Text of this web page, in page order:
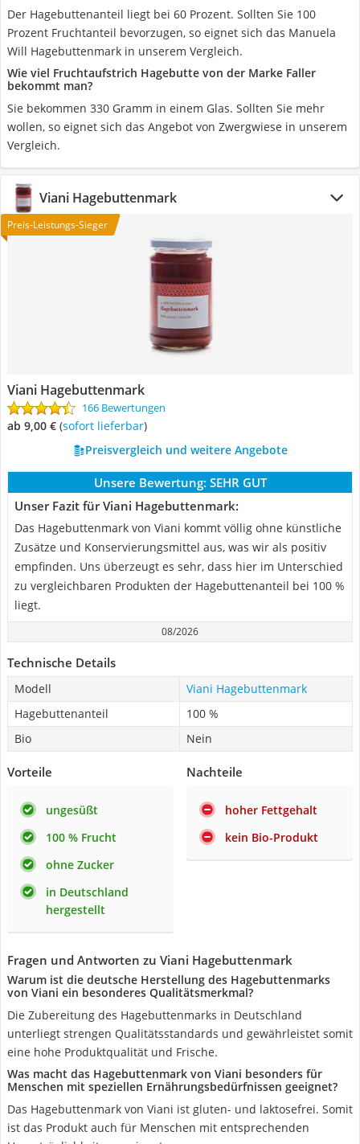
Der Hagebuttenanteil liegt bei 60 Prozent. Sollten Sie 100
Prozent Fruchtanteil bevorzugen, so eignet sich das Manuela
Will Hagebuttenmark in unserem Vergleich.
Wie viel Fruchtaufstrich Hagebutte von der Marke Faller
bekommt man?
Sie bekommen 330 Gramm in einem Glas. Sollten Sie mehr
wollen, so eignet sich das Angebot von Zwergwiese in unserem
Vergleich.
Viani Hagebuttenmark
Preis-Leistungs-Sieger
Viani Hagebuttenmark
166 Bewertungen
ab 9,00 € ( Sofort lieferbar)
Preisvergleich und weitere Angebote
Unsere Bewertung: SEHR GUT
Unser Fazit für Viani Hagebuttenmark:
Das Hagebuttenmark von Viani kommt völlig ohne künstliche
Zusätze und Konservierungsmittel aus, was wir als positiv
empfinden. Uns überzeugt es sehr, dass hier im Unterschied
zu vergleichbaren Produkten der Hagebuttenanteil bei 100 %
liegt.
08/2026
Technische Details
Modell
Viani Hagebuttenmark
Hagebuttenanteil
100 %
Bio
Nein
Vorteile
ungesüßt
100 % Frucht
ohne Zucker
in Deutschland
hergestellt
Nachteile
hoher Fettgehalt
kein Bio-Produkt
Fragen und Antworten zu Viani Hagebuttenmark
Warum ist die deutsche Herstellung des Hagebuttenmarks
von Viani ein besonderes Qualitätsmerkmal?
Die Zubereitung des Hagebuttenmarks in Deutschland
unterliegt strengen Qualitätsstandards und gewährleistet somit
eine hohe Produktqualität und Frische.
Was macht das Hagebuttenmark von Viani besonders für
Menschen mit speziellen Ernährungsbedürfnissen geeignet?
Das Hagebuttenmark von Viani ist gluten- und laktosefrei. Somit
ist das Produkt auch für Menschen mit entsprechenden